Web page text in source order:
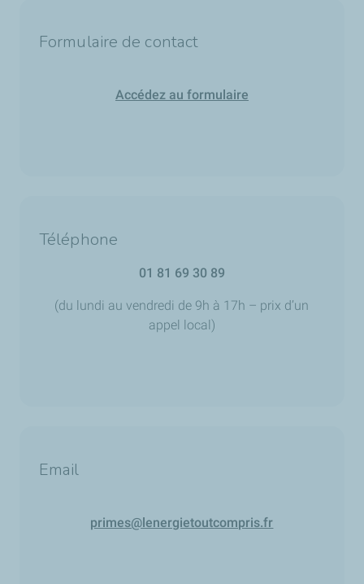
Formulaire de contact
Accédez au formulaire
Téléphone
01 81 69 30 89
(du lundi au vendredi de 9h à 17h – prix d’un
appel local)
Email
primes@lenergietoutcompris.fr